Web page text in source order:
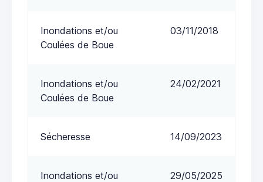
Inondations et/ou
Coulées de Boue
03/11/2018
Inondations et/ou
Coulées de Boue
24/02/2021
Sécheresse 14/09/2023
Inondations et/ou
29/05/2025